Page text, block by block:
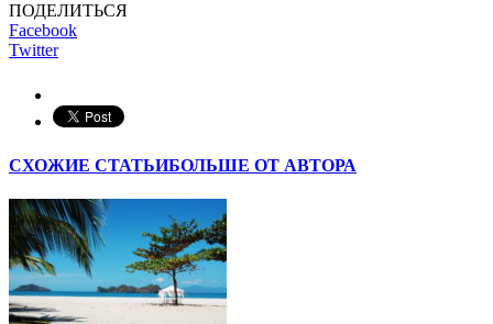
ПОДЕЛИТЬСЯ
Facebook
Twitter
СХОЖИЕ СТАТЬИБОЛЬШЕ ОТ АВТОРА